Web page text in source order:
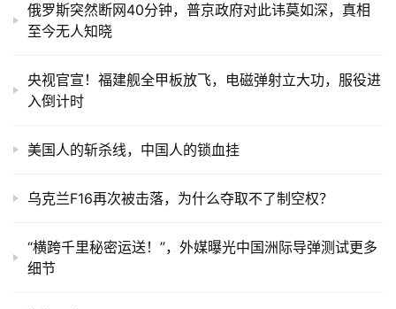
俄罗斯突然断网40分钟，普京政府对此讳莫如深，真相
至今无人知晓
央视官宣！福建舰全甲板放飞，电磁弹射立大功，服役进
入倒计时
美国人的斩杀线，中国人的锁血挂
乌克兰F16再次被击落，为什么夺取不了制空权？
“横跨千里秘密运送！”，外媒曝光中国洲际导弹测试更多
细节